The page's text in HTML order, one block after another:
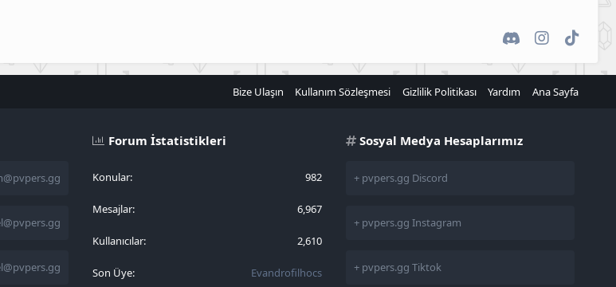
DiscordInstagram
TikTok
Bize Ulaşın Kullanım Sözleşmesi Gizlilik Politikası Yardım Ana Sayfa
Forum İstatistikleri
Konular 982
Mesajlar 6,967
Kullanıcılar 2,610
Son Üye Evandrofilhocs
Sosyal Medya Hesaplarımız
+ pvpers.gg Discord
+ pvpers.gg Instagram
+ pvpers.gg Tiktok